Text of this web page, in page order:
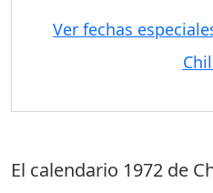
Ver fechas
El calendario 1972 de